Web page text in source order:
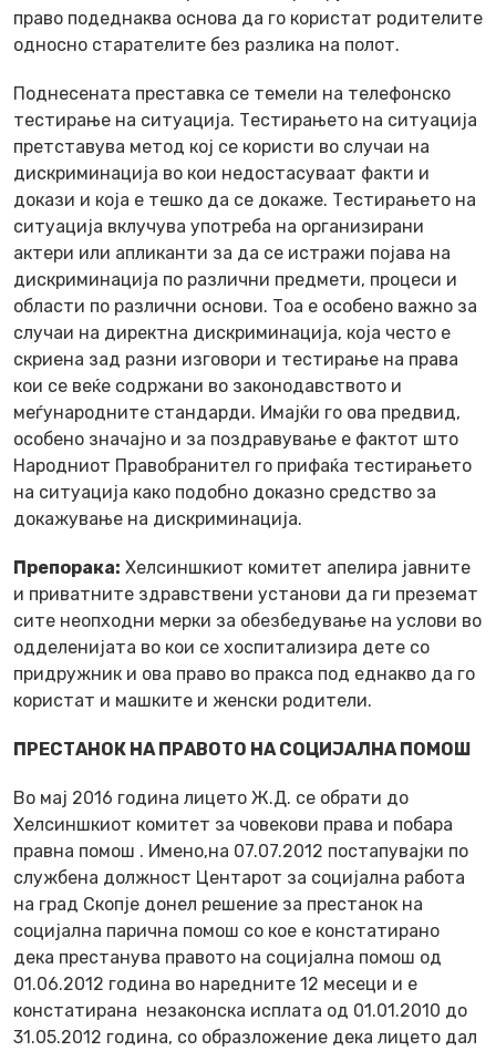
право подеднаква основа да го користат родителите
односно старателите без разлика на полот.
Поднесената преставка се темели на телефонско
тестирање на ситуација. Тестирањето на ситуација
претставува метод кој се користи во случаи на
дискриминација во кои недостасуваат факти и
докази и која е тешко да се докаже. Тестирањето на
ситуација вклучува употреба на организирани
актери или апликанти за да се истражи појава на
дискриминација по различни предмети, процеси и
области по различни основи. Тоа е особено важно за
случаи на директна дискриминација, која често е
скриена зад разни изговори и тестирање на права
кои се веќе содржани во законодавството и
меѓународните стандарди. Имајќи го ова предвид,
особено значајно и за поздравување е фактот што
Народниот Правобранител го прифаќа тестирањето
на ситуација како подобно доказно средство за
докажување на дискриминација.
Препорака: Хелсиншкиот комитет апелира јавните
и приватните здравствени установи да ги преземат
сите неопходни мерки за обезбедување на услови во
одделенијата во кои се хоспитализира дете со
придружник и ова право во пракса под еднакво да го
користат и машките и женски родители.
ПРЕСТАНОК НА ПРАВОТО НА СОЦИЈАЛНА ПОМОШ
Во мај 2016 година лицето Ж.Д. се обрати до
Хелсиншкиот комитет за човекови права и побара
правна помош . Имено,на 07.07.2012 постапувајки по
службена должност Центарот за социјална работа
на град Скопје донел решение за престанок на
социјална парична помош со кое е констатирано
дека престанува правото на социјална помош од
01.06.2012 година во наредните 12 месеци и е
констатирана незаконска исплата од 01.01.2010 до
31.05.2012 година, со образложение дека лицето дал